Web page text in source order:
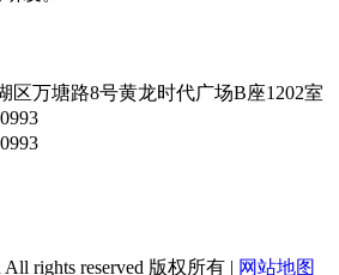
区万塘路8号黄龙时代广场B座1202室
rights reserved 版权所有 | 网站地图